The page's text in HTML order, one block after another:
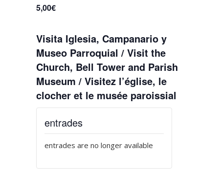
5,00€
Visita Iglesia, Campanario y
Museo Parroquial / Visit the
Church, Bell Tower and Parish
Museum / Visitez l’église, le
clocher et le musée paroissial
entrades
entrades are no longer available